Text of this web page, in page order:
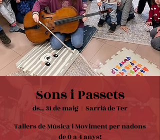
Sons i Passets
ds., 31 de maig
  |
Sarrià de Ter
Tallers de Música i Moviment per nadons
de 0 a 4 anys!